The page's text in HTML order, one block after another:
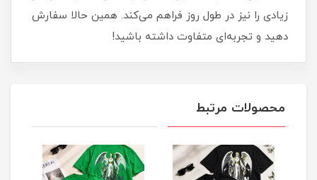
زیادی را نیز در طول روز فراهم می‌کند. همین حالا سفارش
دهید و تجربه‌ای متفاوت داشته باشید!
محصولات مرتبط